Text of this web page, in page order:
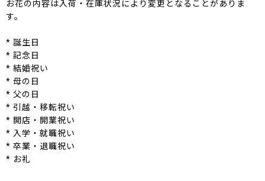
お花の内容は入荷・在庫状況により変更となることがありま
す。
* 誕生日
* 記念日
* 結婚祝い
* 母の日
* 父の日
* 引越・移転祝い
* 開店・開業祝い
* 入学・就職祝い
* 卒業・退職祝い
* お礼